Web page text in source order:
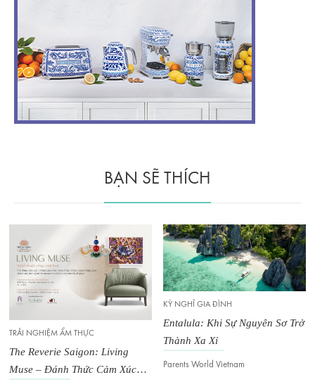
BẠN SẼ THÍCH
KỲ NGHỈ GIA ĐÌNH
Entalula: Khi Sự Nguyên Sơ Trở
Thành Xa Xỉ
Parents World Vietnam
KỲ NGHỈ GIA ĐÌNH
Ocean Rebirth: Hải Trình Chữa
Lành Mọi Giác Quan
Van Ho